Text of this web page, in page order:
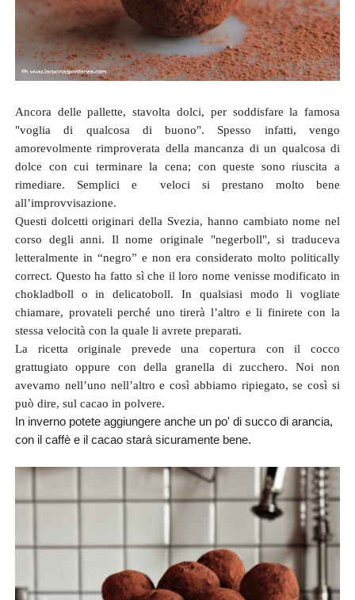
Ancora delle pallette, stavolta dolci, per soddisfare la famosa
"voglia di qualcosa di buono". Spesso infatti, vengo
amorevolmente rimproverata della mancanza di un qualcosa di
dolce con cui terminare la cena; con queste sono riuscita a
rimediare. Semplici e veloci si prestano molto bene
all’improvvisazione.
Questi dolcetti originari della Svezia, hanno cambiato nome nel
corso degli anni. Il nome originale "negerboll", si traduceva
letteralmente in “negro” e non era considerato molto politically
correct. Questo ha fatto sì che il loro nome venisse modificato in
chokladboll o in delicatoboll. In qualsiasi modo li vogliate
chiamare, provateli perché uno tirerà l’altro e li finirete con la
stessa velocità con la quale li avrete preparati.
La ricetta originale prevede una copertura con il cocco
grattugiato oppure con della granella di zucchero. Noi non
avevamo nell’uno nell’altro e così abbiamo ripiegato, se così si
può dire, sul cacao in polvere.
In inverno potete aggiungere anche un po' di succo di arancia,
con il caffè e il cacao starà sicuramente bene.